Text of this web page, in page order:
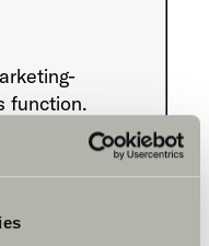
function.